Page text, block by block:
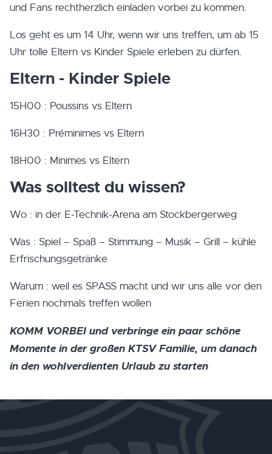
und Fans rechtherzlich einladen vorbei zu kommen.
Los geht es um 14 Uhr, wenn wir uns treffen, um ab 15
Uhr tolle Eltern vs Kinder Spiele erleben zu dürfen.
Eltern - Kinder Spiele
15H00 : Poussins vs Eltern
16H30 : Préminimes vs Eltern
18H00 : Minimes vs Eltern
Was solltest du wissen?
Wo : in der E-Technik-Arena am Stockbergerweg
Was : Spiel – Spaß – Stimmung – Musik – Grill – kühle
Erfrischungsgetränke
Warum : weil es SPASS macht und wir uns alle vor den
Ferien nochmals treffen wollen
KOMM VORBEI und verbringe ein paar schöne
Momente in der großen KTSV Familie, um danach
in den wohlverdienten Urlaub zu starten